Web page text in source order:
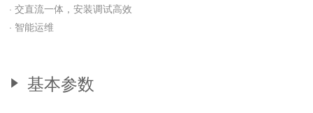
· 交直流一体，安装调试高效
· 智能运维
基本参数